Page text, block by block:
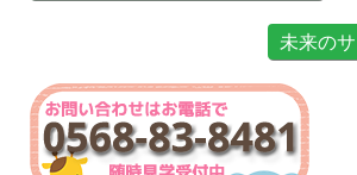
未来の